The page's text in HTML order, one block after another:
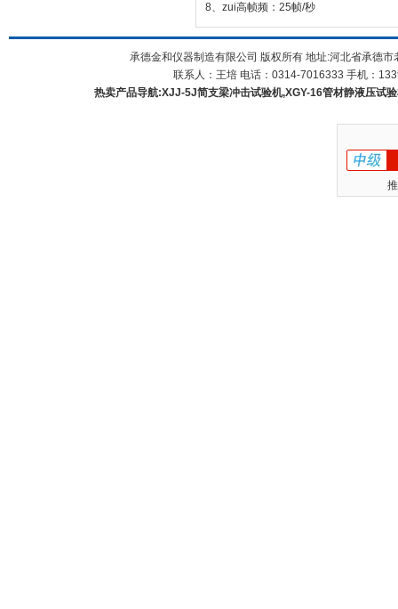
8、zui高帧频：25帧/秒
承德金和仪器制造有限公司 版权所有 地址:河北省承德市
联系人：王培 电话：0314-7016333 手机：
热卖产品导航:XJJ-5J简支梁冲击试验机,XGY-16管材静液压试